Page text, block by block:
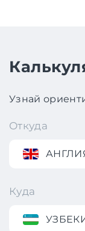
Узнай
Откуда
Куда